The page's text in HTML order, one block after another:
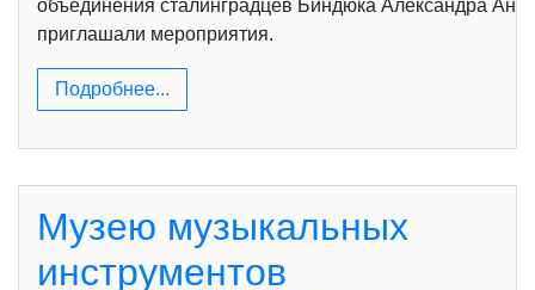
объединения сталинградцев Биндюка Александра
приглашали мероприятия.
Подробнее...
Музею музыкальных
инструментов